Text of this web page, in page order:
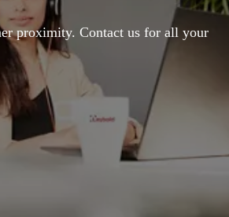
proximity. Contact us for all your